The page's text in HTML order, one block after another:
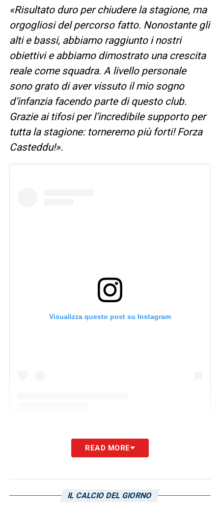
«Risultato duro per chiudere la stagione, ma
orgogliosi del percorso fatto. Nonostante gli
alti e bassi, abbiamo raggiunto i nostri
obiettivi e abbiamo dimostrato una crescita
reale come squadra. A livello personale
sono grato di aver vissuto il mio sogno
d’infanzia facendo parte di questo club.
Grazie ai tifosi per l’incredibile supporto per
tutta la stagione: torneremo più forti! Forza
Casteddu!».
Visualizza questo post su Instagram
Un post condiviso da Alen Sherri (@alensherri)
LA PLAYLIST DELLE NOSTRE TOP NEWS
READ MORE
IL CALCIO DEL GIORNO